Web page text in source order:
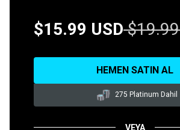
$15.99 USD $19.99
HEMEN SATIN AL
275 Platinum Dahil
VEYA